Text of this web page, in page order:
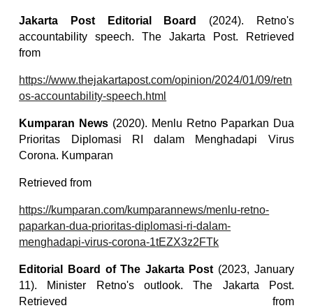
Jakarta Post Editorial Board
(2024). Retno's
accountability speech. The Jakarta Post. Retrieved
from
https://www.thejakartapost.com/opinion/2024/01/09/retn
os-accountability-speech.html
Kumparan News (2020). Menlu Retno Paparkan Dua
Prioritas Diplomasi RI dalam Menghadapi Virus
Corona. Kumparan
Retrieved from
https://kumparan.com/kumparannews/menlu-retno-
paparkan-dua-prioritas-diplomasi-ri-dalam-
menghadapi-virus-corona-1tEZX3z2FTk
Editorial Board of The Jakarta Post (2023, January
11). Minister Retno's outlook. The Jakarta Post.
Retrieved from